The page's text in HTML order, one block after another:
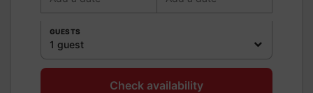
GUESTS
1 guest
Check availability